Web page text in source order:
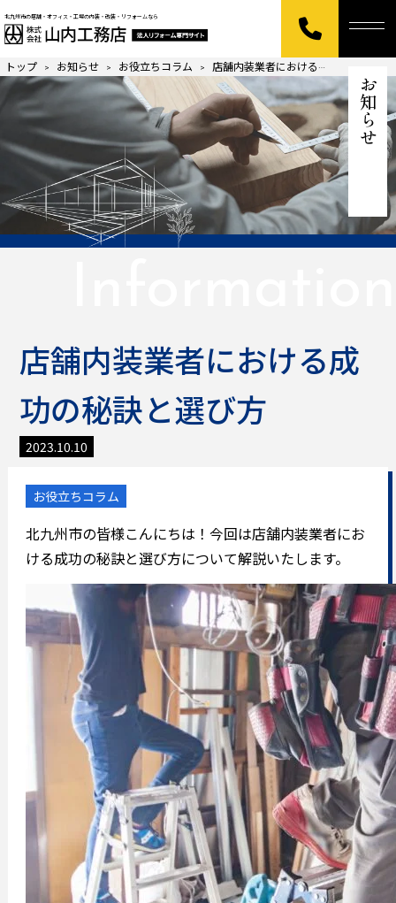
北九州市の店舗・オフィス・工場の内装・改装・リフォームなら
お知らせ
トップ > お知らせ > お役立ちコラム > 店舗内装業者における成功の秘訣と選び方
店舗内装業者における成
功の秘訣と選び方
2023.10.10
お役立ちコラム
北九州市の皆様こんにちは！今回は店舗内装業者にお
ける成功の秘訣と選び方について解説いたします。